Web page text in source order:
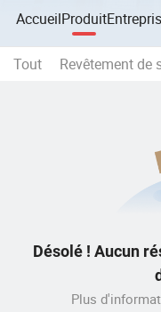
AccueilProduit
Tout Revêtement de
Désolé ! Aucun
Plus